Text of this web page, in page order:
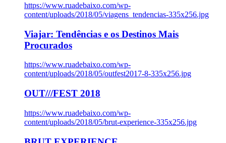
https://www.ruadebaixo.com/wp-
content/uploads/2018/05/viagens_tendencias-335x256.jpg
Viajar: Tendências e os Destinos Mais
Procurados
https://www.ruadebaixo.com/wp-
content/uploads/2018/05/outfest2017-8-335x256.jpg
OUT///FEST 2018
https://www.ruadebaixo.com/wp-
content/uploads/2018/05/brut-experience-335x256.jpg